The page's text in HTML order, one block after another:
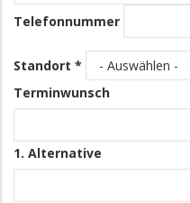
Telefonnummer
Standort *
Terminwunsch
1. Alternative